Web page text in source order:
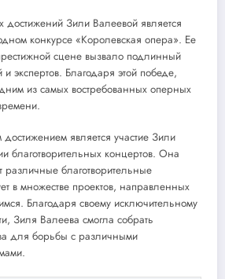
Зили Валеевой является
конкурсе «Королевская опера». Ее
сцене вызвало подлинный
экспертов. Благодаря этой победе,
из самых востребованных оперных
является участие Зили
благотворительных концертов. Она
различные благотворительные
в множестве проектов, направленных
Благодаря своему исключительному
Зиля Валеева смогла собрать
для борьбы с различными